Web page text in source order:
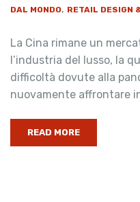
DAL MONDO, RETAIL DESIGN
La Cina rimane un
l’industria del lusso, la
difficoltà dovute alla
nuovamente affrontare
READ MORE